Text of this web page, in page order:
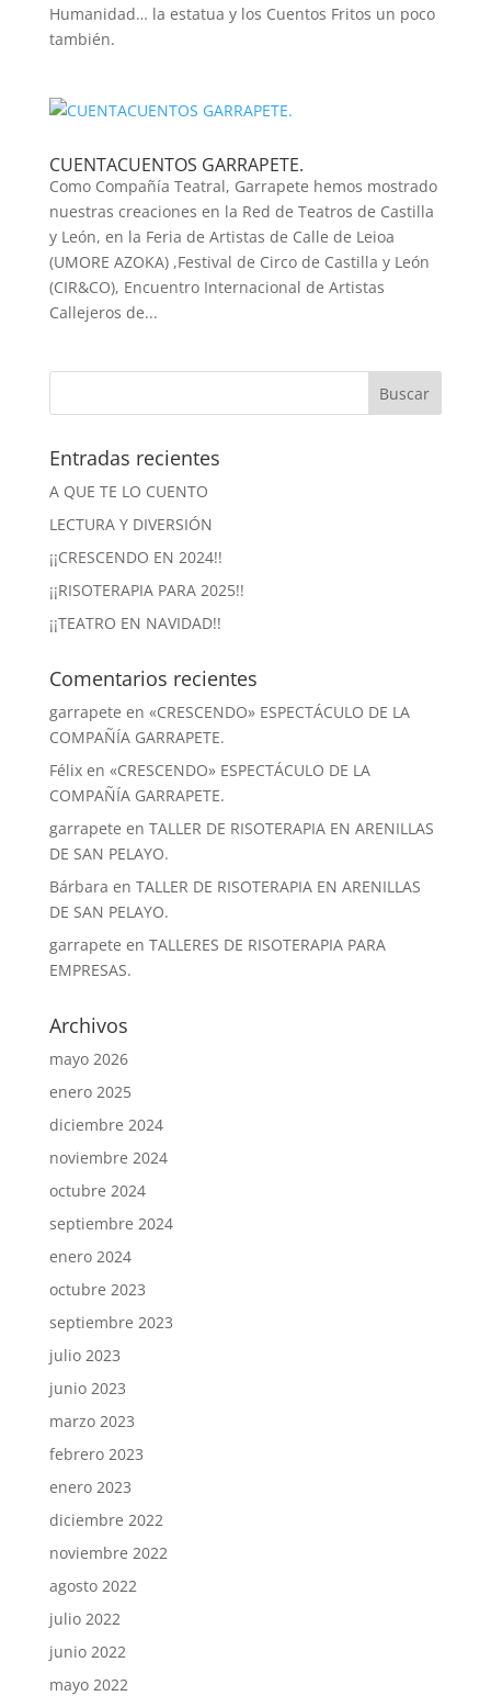
Humanidad… la estatua y los Cuentos Fritos un poco
también.
CUENTACUENTOS GARRAPETE.
Como Compañía Teatral, Garrapete hemos mostrado
nuestras creaciones en la Red de Teatros de Castilla
y León, en la Feria de Artistas de Calle de Leioa
(UMORE AZOKA) ,Festival de Circo de Castilla y León
(CIR&CO), Encuentro Internacional de Artistas
Callejeros de...
Entradas recientes
A QUE TE LO CUENTO
LECTURA Y DIVERSIÓN
¡¡CRESCENDO EN 2024!!
¡¡RISOTERAPIA PARA 2025!!
¡¡TEATRO EN NAVIDAD!!
Comentarios recientes
garrapete en «CRESCENDO» ESPECTÁCULO DE LA
COMPAÑÍA GARRAPETE.
Félixen «CRESCENDO» ESPECTÁCULO DE LA
COMPAÑÍA GARRAPETE.
garrapete en TALLER DE RISOTERAPIA EN ARENILLAS
DE SAN PELAYO.
Bárbara en TALLER DE RISOTERAPIA EN ARENILLAS
DE SAN PELAYO.
garrapete en TALLERES DE RISOTERAPIA PARA
EMPRESAS.
Archivos
mayo 2026
enero 2025
diciembre 2024
noviembre 2024
octubre 2024
septiembre 2024
enero 2024
octubre 2023
septiembre 2023
julio 2023
junio 2023
marzo 2023
febrero 2023
enero 2023
diciembre 2022
noviembre 2022
agosto 2022
julio 2022
junio 2022
mayo 2022